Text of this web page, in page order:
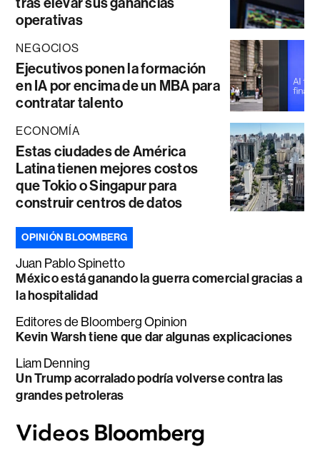
operativas
NEGOCIOS
Ejecutivos ponen la formación
en IA por encima de un MBA para
contratar talento
ECONOMÍA
Estas ciudades de América
Latina tienen mejores costos
que Tokio o Singapur para
construir centros de datos
OPINIÓN BLOOMBERG
Juan Pablo Spinetto
México está ganando la guerra comercial gracias a
la hospitalidad
Editores de Bloomberg Opinion
Kevin Warsh tiene que dar algunas explicaciones
Liam Denning
Un Trump acorralado podría volverse contra las
grandes petroleras